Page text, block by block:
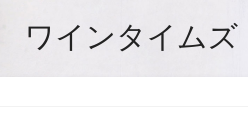
ワインタイムズ